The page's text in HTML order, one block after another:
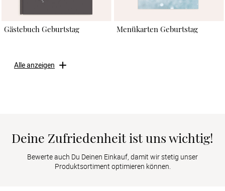
Gästebuch Geburtstag Menükarten Geburtstag
Alle anzeigen
Deine Zufriedenheit ist uns wichtig!
Bewerte auch Du Deinen Einkauf, damit wir stetig unser
Produktsortiment optimieren können.